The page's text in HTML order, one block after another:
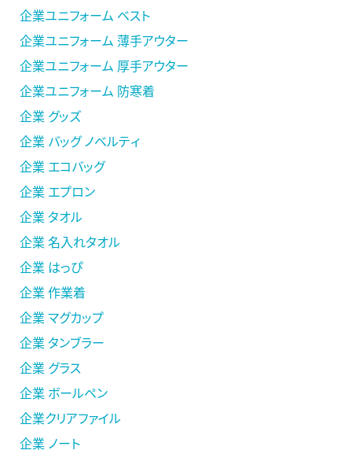
企業ユニフォーム ベスト
企業ユニフォーム 薄手アウター
企業ユニフォーム 厚手アウター
企業ユニフォーム 防寒着
企業 グッズ
企業 バッグ ノベルティ
企業 エコバッグ
企業 エプロン
企業 タオル
企業 名入れタオル
企業 はっぴ
企業 作業着
企業 マグカップ
企業 タンブラー
企業 グラス
企業 ボールペン
企業クリアファイル
企業 ノート